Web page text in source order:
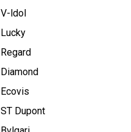
V-ldol
Lucky
Regard
Diamond
Ecovis
ST Dupont